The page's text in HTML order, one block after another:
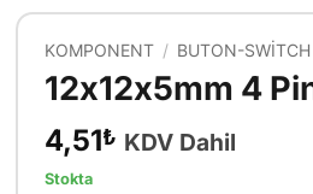
KOMPONENT / BUTON-SWITCH
12x12x5mm 4
4,51₺ KDV Dahil
Stokta